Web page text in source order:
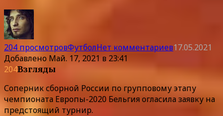
204 просмотровФутболНет комментариев17.05.2021
Добавлено Май. 17, 2021 в 23:41
204Взгляды
Соперник сборной России по групповому этапу
чемпионата Европы-2020 Бельгия огласила заявку на
предстоящий турнир.